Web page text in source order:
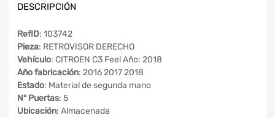
DESCRIPCIÓN
RefID: 103742
Pieza: RETROVISOR DERECHO
Vehículo: CITROEN C3 Feel Año: 2018
Año fabricación: 2016 2017 2018
Estado: Material de segunda mano
Nº Puertas: 5
Ubicación: Almacenada